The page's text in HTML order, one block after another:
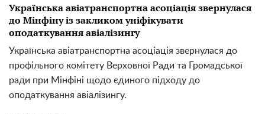
Українська авіатранспортна асоціація звернулася
до Мінфіну із закликом уніфікувати
оподаткування авіалізингу
Українська авіатранспортна асоціація звернулася до
профільного комітету Верховної Ради та Громадської
ради при Мінфіні щодо єдиного підходу до
оподаткування авіалізингу.